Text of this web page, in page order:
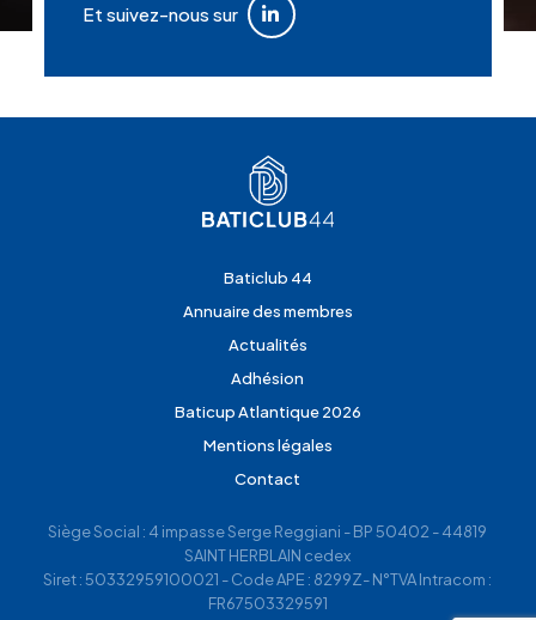
Et suivez-nous sur
Baticlub 44
Annuaire des membres
Actualités
Adhésion
Baticup Atlantique 2026
Mentions légales
Contact
Siège Social : 4 impasse Serge Reggiani - BP 50402 - 44819
SAINT HERBLAIN cedex
Siret : 50332959100021 - Code APE : 8299Z- N°TVA Intracom :
FR67503329591